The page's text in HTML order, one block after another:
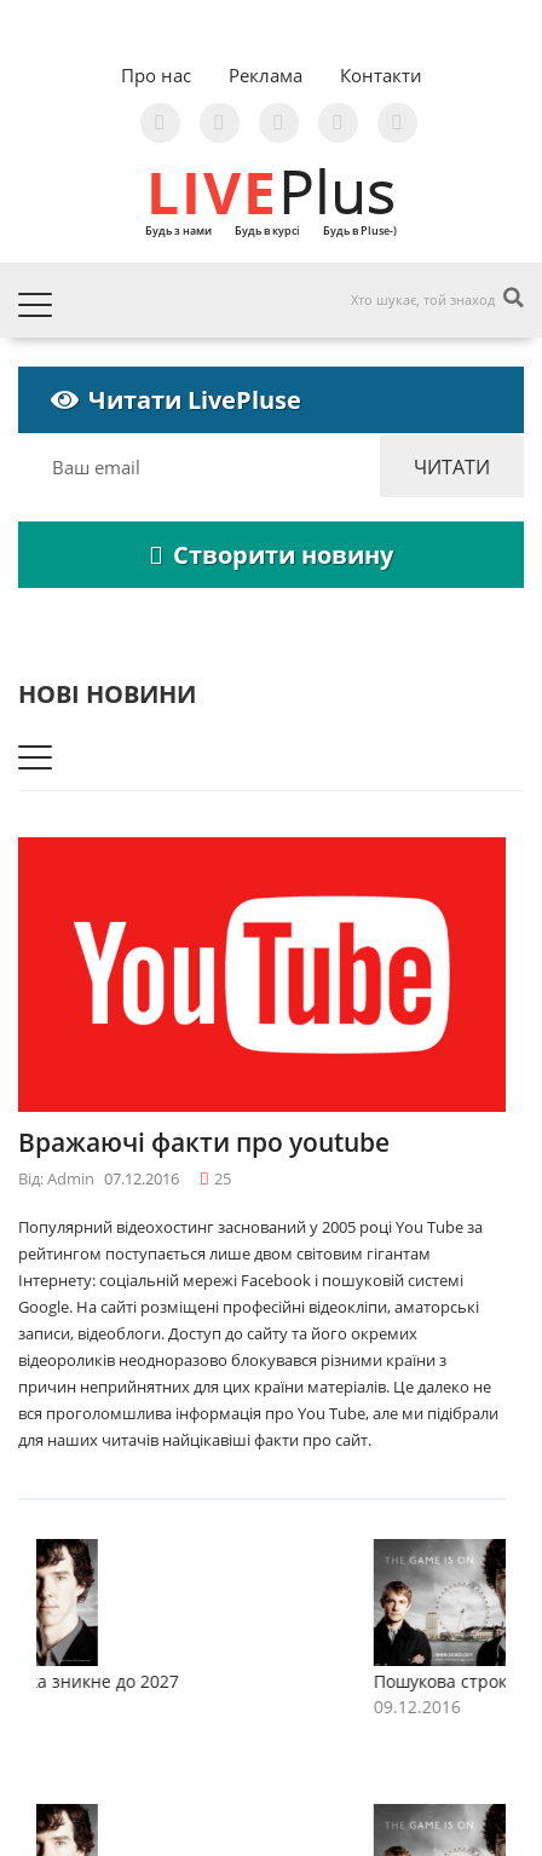
Про нас Реклама Контакти
LIVEPlus
Будь з нами Будь в курсі Будь в Pluse-)
Читати LivePluse
Створити новину
НОВІ НОВИНИ
Вражаючі факти про youtube
Від: Admin 07.12.2016 25
Популярний відеохостинг заснований у 2005 році You Tube за
рейтингом поступається лише двом світовим гігантам
Інтернету: соціальній мережі Facebook і пошуковій системі
Google. На сайті розміщені професійні відеокліпи, аматорські
записи, відеоблоги. Доступ до сайту та його окремих
відеороликів неодноразово блокувався різними країни з
причин неприйнятних для цих країни матеріалів. Це далеко не
вся проголомшлива інформація про You Tube, але ми підібрали
для наших читачів найцікавіші факти про сайт.
Пошукова строка зникне до 2027